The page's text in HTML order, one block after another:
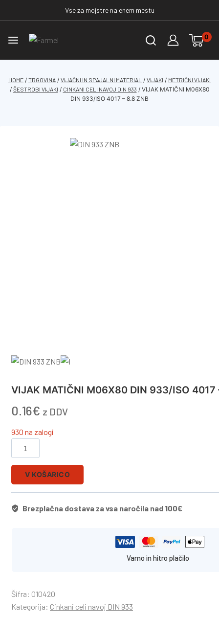
Vse za mojstre na enem mestu
0
HOME / TRGOVINA / VIJAČNI IN SPAJALNI MATERIAL / VIJAKI / METRIČNI VIJAKI
/ ŠESTROBI VIJAKI / CINKANI CELI NAVOJ DIN 933 / VIJAK MATIČNI M06X80
DIN 933/ISO 4017 – 8.8 ZNB
VIJAK MATIČNI M06X80 DIN 933/ISO 4017
0.16€ z DDV
930 na zalogi
V KOŠARICO
Brezplačna dostava za vsa naročila nad 100€
Varno in hitro plačilo
Šifra: 010420
Kategorija: Cinkani celi navoj DIN 933